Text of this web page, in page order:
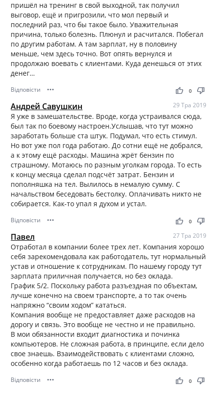
пришёл на тренинг в свой выходной, так получил
выговор, ещё и пригрозили, что мол первый и
последний раз, что бы такое было. Уважительная
причина, только болезнь. Плюнул и расчитался. Побегал
по другим работам. А там зарплат, ну в половину
меньше, чем здесь точно. Вот опять вернулся и
продолжаю воевать с клиентами. Куда денешься от этих
денег…
Відповісти ••• thumb_up thumb_down
0
Андрей Савушкин 29 Тра 2019
Я уже в замешательстве. Вроде, когда устраивался сюда,
был так по боевому настроен.Услышав, что тут можно
заработать больше ста штук. Подумал, что есть стимул.
Но вот уже пол года работаю. До сотни ещё не добрался,
а к этому ещё расходы. Машина жрёт бензин по
страшному. Мотаюсь по разным уголкам города. То есть
к концу месяца сделал подсчёт затрат. Бензин и
пополняшка на тел. Вылилось в немалую сумму. С
начальством беседовать бестолку. Оплачивать никто не
собирается. Как-то упал я духом и устал.
Відповісти ••• thumb_up thumb_down
0
Павел 27 Тра 2019
Отработал в компании более трех лет. Компания хорошо
себя зарекомендовала как работодатель, тут нормальный
устав и отношение к сотрудникам. По нашему городу тут
зарплата приличная получается, но без оклада.
График 5/2. Поскольку работа разъездная по объектам,
лучше конечно на своем транспорте, а то так очень
напряжно “своим ходом” кататься.
Компания вообще не предоставляет даже расходов на
дорогу и связь. Это вообще не честно и не правильно.
В мои обязанности входит диагностика и починка
компьютеров. Не сложная работа, в принципе, если дело
свое знаешь. Взаимодействовать с клиентами сложно,
особенно когда работаешь по 12 часов и без оклада.
Відповісти ••• thumb_up thumb_down
0